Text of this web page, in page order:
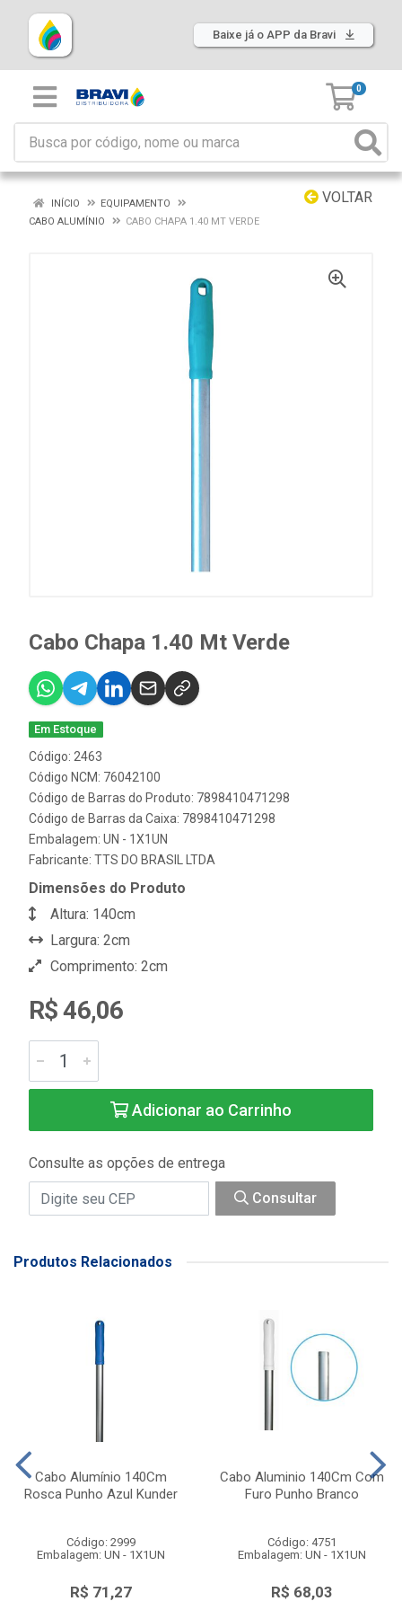
Baixe já o APP da Bravi
0
VOLTAR
INÍCIO
EQUIPAMENTO
CABO ALUMÍNIO
CABO CHAPA 1.40 MT VERDE
Cabo Chapa 1.40 Mt Verde
Em Estoque
Código: 2463
Código NCM: 76042100
Código de Barras do Produto: 7898410471298
Código de Barras da Caixa: 7898410471298
Embalagem: UN - 1X1UN
Fabricante: TTS DO BRASIL LTDA
Dimensões do Produto
Altura: 140cm
Largura: 2cm
Comprimento: 2cm
R$ 46,06
Adicionar ao Carrinho
Consulte as opções de entrega
Consultar
Produtos Relacionados
Cabo Alumínio 140Cm
Rosca Punho Azul Kunder
Código: 2999
Embalagem: UN - 1X1UN
R$ 71,27
Cabo Aluminio 140Cm Com
Furo Punho Branco
Código: 4751
Embalagem: UN - 1X1UN
R$ 68,03